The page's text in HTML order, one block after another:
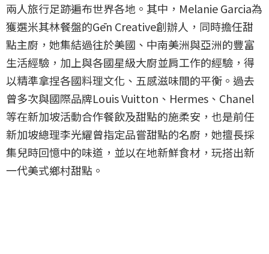
兩人旅行足跡遍布世界各地。其中，Melanie Garcia為
獲選米其林餐盤的Gēn Creative創辦人，同時擔任甜
點主廚，她集結過往於美國、中南美洲與亞洲的豐富
生活經驗，加上與各國星級大廚並肩工作的經驗，得
以精準拿捏各國料理文化、五感滋味間的平衡。過去
曾多次與國際品牌Louis Vuitton、Hermes、Chanel
等在新加坡活動合作餐飲及甜點的施柔安，也是前任
新加坡總理李光耀曾指定品嘗甜點的名廚，她擅長採
集兒時回憶中的味道，並以在地新鮮食材，玩搭出新
一代美式鄉村甜點。